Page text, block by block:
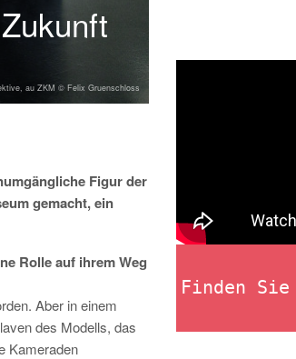
au ZKM © Felix Gruenschloss
Figur der
gemacht, ein
Rolle auf ihrem Weg
Aber in einem
des Modells, das
Kameraden
Finden